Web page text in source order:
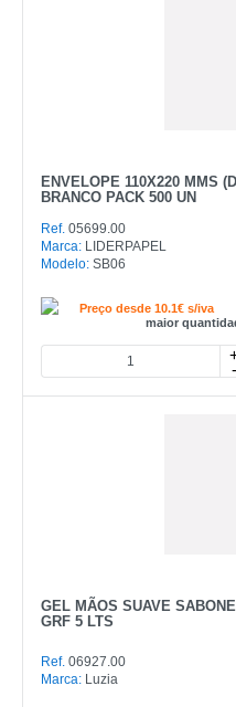
ENVELOPE 110X220 MMS
BRANCO PACK 500 UN
Ref. 05699.00
Marca: LIDERPAPEL
Modelo: SB06
Preço desde 10.1€ s/iva
maior
-
GEL MÃOS SUAVE
GRF 5 LTS
Ref. 06927.00
Marca: Luzia